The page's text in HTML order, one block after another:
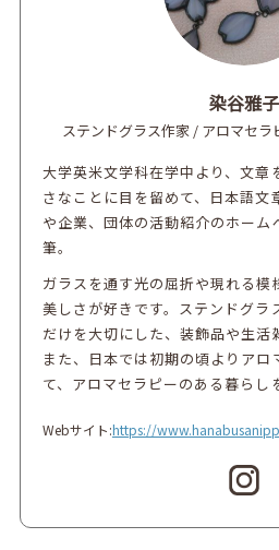
染谷雅子
ステンドグラス作家 / アロマセ
大学英米文学科在学中より、文章
さなことに目を留めて、日本語文
や企業、団体の活動紹介のホーム
筆。
ガラスを通す光の屈折や現れる模
美しさが好きです。ステンドグラ
だけを大切にした、装飾品や生活
また、日本では初期の頃よりアロ
て、アロマセラピーのある暮らし
Webサイト:https://